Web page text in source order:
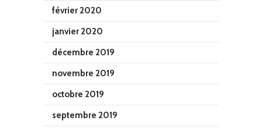
février 2020
janvier 2020
décembre 2019
novembre 2019
octobre 2019
septembre 2019